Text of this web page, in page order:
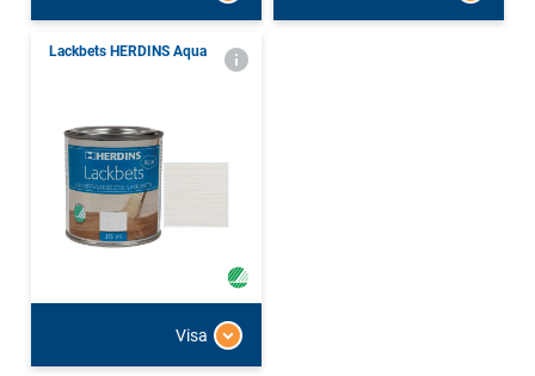
Lackbets HERDINS Aqua
Visa